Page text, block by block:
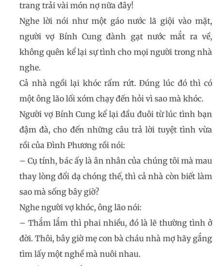
trang trải vài món nợ nữa đây!
Nghe lời nói như một gáo nước lã giội vào mặt,
người vợ Bính Cung đành gạt nước mắt ra về,
không quên kể lại sự tình cho mọi người trong nhà
nghe.
Cả nhà ngồi lại khóc rấm rứt. Đúng lúc đó thì có
một ông lão lối xóm chạy đến hỏi vì sao mà khóc.
Người vợ Bính Cung kể lại đầu đuôi từ lúc tình bạn
đậm đà, cho đến những câu trả lời tuyệt tình vừa
rồi của Đình Phương rồi nói:
– Cụ tính, bác ấy là ân nhân của chúng tôi mà mau
thay lòng đổi dạ chóng thế, thì cả nhà còn biết làm
sao mà sống bây giờ?
Nghe người vợ khóc, ông lão nói:
– Thắm lắm thì phai nhiều, đó là lẽ thường tình ở
đời. Thôi, bây giờ mẹ con bà cháu nhà mợ hãy gắng
tìm lấy một nghề mà nuôi nhau.